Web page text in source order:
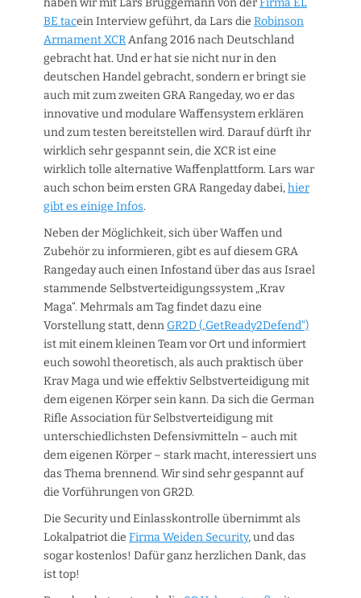
haben wir mit Lars Brüggemann von derFirma EL
BE tacein Interview geführt, da Lars die Robinson
Armament XCRAnfang 2016 nach Deutschland
gebracht hat. Und er hat sie nicht nur in den
deutschen Handel gebracht, sondern er bringt sie
auch mit zum zweiten GRA Rangeday, wo er das
innovative und modulare Waffensystem erklären
und zum testen bereitstellen wird. Darauf dürft ihr
wirklich sehr gespannt sein, die XCR ist eine
wirklich tolle alternative Waffenplattform. Lars war
auch schon beim ersten GRA Rangeday dabei,hier
gibt es einige Infos.
Neben der Möglichkeit, sich über Waffen und
Zubehör zu informieren, gibt es auf diesem GRA
Rangeday auch einen Infostand über das aus Israel
stammende Selbstverteidigungssystem „Krav
Maga“. Mehrmals am Tag findet dazu eine
Vorstellung statt, dennGR2D („GetReady2Defend“)
ist mit einem kleinen Team vor Ort und informiert
euch sowohl theoretisch, als auch praktisch über
Krav Maga und wie effektiv Selbstverteidigung mit
dem eigenen Körper sein kann. Da sich die German
Rifle Association für Selbstverteidigung mit
unterschiedlichsten Defensivmitteln – auch mit
dem eigenen Körper – stark macht, interessiert uns
das Thema brennend. Wir sind sehr gespannt auf
die Vorführungen von GR2D.
Die Security und Einlasskontrolle übernimmt als
Lokalpatriot die Firma Weiden Security, und das
sogar kostenlos! Dafür ganz herzlichen Dank, das
ist top!